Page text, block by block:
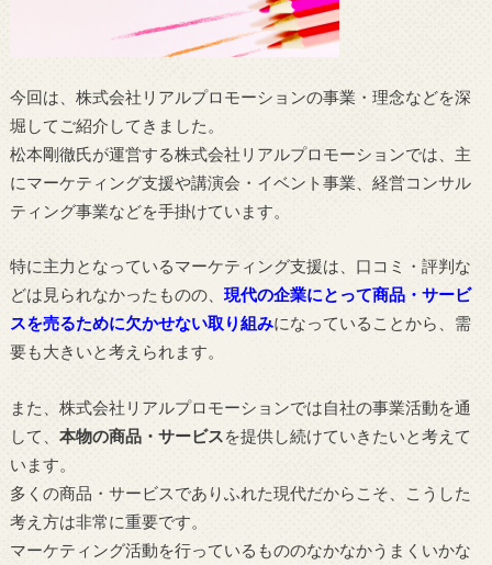
今回は、株式会社リアルプロモーションの事業・理念などを深
堀してご紹介してきました。
松本剛徹氏が運営する株式会社リアルプロモーションでは、主
にマーケティング支援や講演会・イベント事業、経営コンサル
ティング事業などを手掛けています。
特に主力となっているマーケティング支援は、口コミ・評判な
どは見られなかったものの、 現代の企業にとって商品・サービ
スを売るために欠かせない取り組みになっていることから、需
要も大きいと考えられます。
また、株式会社リアルプロモーションでは自社の事業活動を通
して、 本物の商品・サービスを提供し続けていきたいと考えて
います。
多くの商品・サービスでありふれた現代だからこそ、こうした
考え方は非常に重要です。
マーケティング活動を行っているもののなかなかうまくいかな